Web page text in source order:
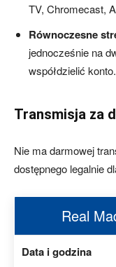
TV, Chromecast,
Równoczesne
jednocześnie na
współdzielić konto.
Transmisja za
Nie ma darmowej
dostępnego legalnie
Real
Data i godzina